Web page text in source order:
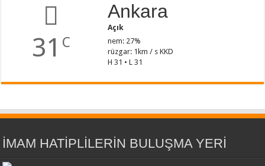
31 C
Ankara
Açık
nem: 27%
rüzgar: 1km / s KKD
H 31 • L 31
İMAM HATİPLİLERİN BULUŞMA YERİ